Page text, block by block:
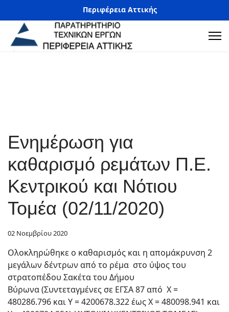
Περιφέρεια Αττικής
Ενημέρωση για
καθαρισμό ρεμάτων Π.Ε.
Κεντρικού και Νότιου
Τομέα (02/11/2020)
02 Νοεμβρίου 2020
Ολοκληρώθηκε ο καθαρισμός και η απομάκρυνση 2
μεγάλων δέντρων από το ρέμα στο ύψος του
στρατοπέδου Σακέτα του Δήμου
Βύρωνα (Συντεταγμένες σε ΕΓΣΑ 87 από Χ =
480286.796 και Υ = 4200678.322 έως Χ = 480098.941 και